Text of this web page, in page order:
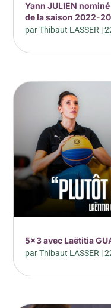
Yann JULIEN
de la saison 2022-
parThibaut LASSER |
5×3 avec Laëtitia
parThibaut LASSER |